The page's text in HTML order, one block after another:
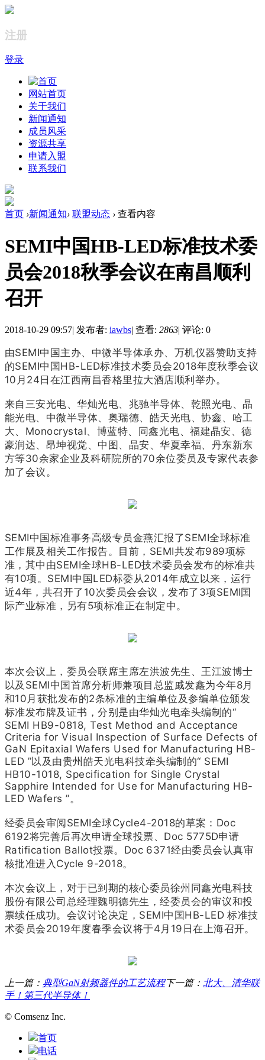
注册
登录
网站首页
关于我们
新闻通知
成员风采
资源共享
申请入盟
联系我们
首页 ›新闻通知› 联盟动态 › 查看内容
SEMI中国HB-LED标准技术委
员会2018秋季会议在南昌顺利
召开
2018-10-29 09:57| 发布者: iawbs| 查看: 2863| 评论: 0
由SEMI中国主办、中微半导体承办、万机仪器赞助支持
的SEMI中国HB-LED标准技术委员会2018年度秋季会议
10月24日在江西南昌香格里拉大酒店顺利举办。
来自三安光电、华灿光电、兆驰半导体、乾照光电、晶
能光电、中微半导体、奥瑞德、皓天光电、协鑫、哈工
大、Monocrystal、博蓝特、同鑫光电、福建晶安、德
豪润达、昂坤视觉、中图、晶安、华夏幸福、丹东新东
方等30余家企业及科研院所的70余位委员及专家代表参
加了会议。
SEMI中国标准事务高级专员金燕汇报了SEMI全球标准
工作展及相关工作报告。目前，SEMI共发布989项标
准，其中由SEMI全球HB-LED技术委员会发布的标准共
有10项。SEMI中国LED标委从2014年成立以来，运行
近4年，共召开了10次委员会会议，发布了3项SEMI国
际产业标准，另有5项标准正在制定中。
本次会议上，委员会联席主席左洪波先生、王江波博士
以及SEMI中国首席分析师兼项目总监戚发鑫为今年8月
和10月获批发布的2条标准的主编单位及参编单位颁发
标准发布牌及证书，分别是由华灿光电牵头编制的“
SEMI HB9-0818, Test Method and Acceptance
Criteria for Visual Inspection of Surface Defects of
GaN Epitaxial Wafers Used for Manufacturing HB-
LED ”以及由贵州皓天光电科技牵头编制的“ SEMI
HB10-1018, Specification for Single Crystal
Sapphire Intended for Use for Manufacturing HB-
LED Wafers ”。
经委员会审阅SEMI全球Cycle4-2018的草案：Doc
6192将完善后再次申请全球投票、Doc 5775D申请
Ratification Ballot投票。Doc 6371经由委员会认真审
核批准进入Cycle 9-2018。
本次会议上，对于已到期的核心委员徐州同鑫光电科技
股份有限公司总经理魏明德先生，经委员会的审议和投
票续任成功。会议讨论决定，SEMI中国HB-LED 标准技
术委员会2019年度春季会议将于4月19日在上海召开。
上一篇： 典型GaN射频器件的工艺流程下一篇： 北大、清华联
手！第三代半导体！
© Comsenz Inc.
首页
电话